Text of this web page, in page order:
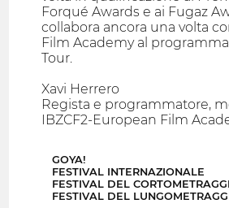
Forqué Awards e ai Fugaz
collabora ancora una volta
Film Academy al
Tour.
Xavi Herrero
Regista e programmatore,
IBZCF2-European Film
GOYA!
FESTIVAL INTERNAZIONALE
FESTIVAL DEL
FESTIVAL DEL